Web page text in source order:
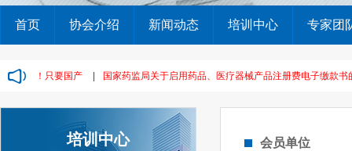
首页 协会介绍 新闻动态 培训中心 专家团
废标！只要国产 | 国家药监局关于启用药品、医疗器械产品注册费电子缴款书
培训中心 会员单位